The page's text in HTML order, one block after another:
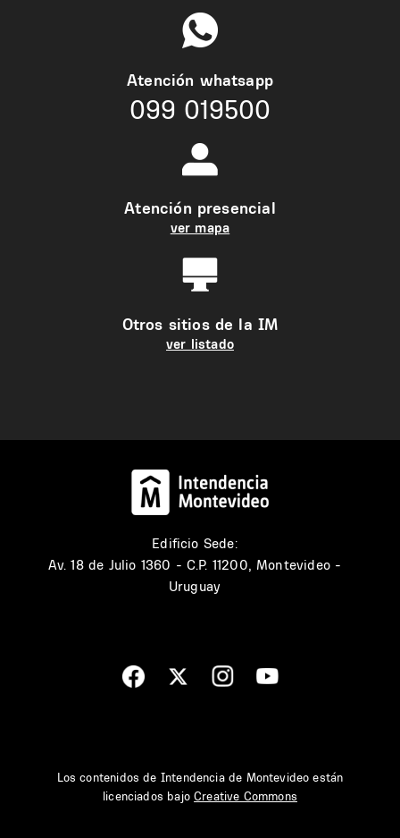
Atención whatsapp
099 019500
Atención presencial
ver mapa
Otros sitios de la IM
ver listado
Edificio Sede:
Av. 18 de Julio 1360 - C.P. 11200, Montevideo -
Uruguay
Los contenidos de Intendencia de Montevideo están
licenciados bajoCreative Commons